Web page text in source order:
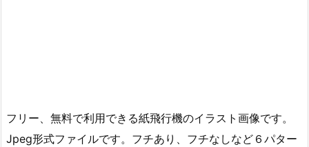
フリー、無料で利用できる紙飛行機のイラスト画像です。
Jpeg形式ファイルです。フチあり、フチなしなど６パター